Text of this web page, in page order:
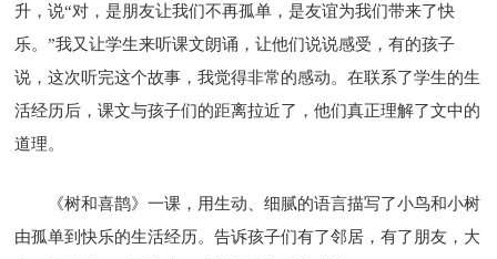
升，说“对，是朋友让我们不再孤单，是友谊为我们带来了快
乐。”我又让学生来听课文朗诵，让他们说说感受，有的孩子
说，这次听完这个故事，我觉得非常的感动。在联系了学生的生
活经历后，课文与孩子们的距离拉近了，他们真正理解了文中的
道理。
《树和喜鹊》一课，用生动、细腻的语言描写了小鸟和小树
由孤单到快乐的生活经历。告诉孩子们有了邻居，有了朋友，大